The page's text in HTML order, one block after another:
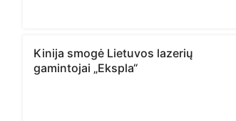
Kinija smogė Lietuvos lazerių
gamintojai „Ekspla“